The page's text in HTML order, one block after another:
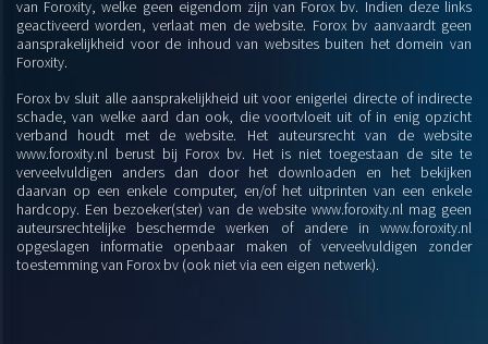
van Foroxity, welke geen eigendom zijn van Forox bv. Indien deze links
geactiveerd worden, verlaat men de website. Forox bv aanvaardt geen
aansprakelijkheid voor de inhoud van websites buiten het domein van
Foroxity.
Forox bv sluit alle aansprakelijkheid uit voor enigerlei directe of indirecte
schade, van welke aard dan ook, die voortvloeit uit of in enig opzicht
verband houdt met de website. Het auteursrecht van de website
www.foroxity.nl berust bij Forox bv. Het is niet toegestaan de site te
verveelvuldigen anders dan door het downloaden en het bekijken
daarvan op een enkele computer, en/of het uitprinten van een enkele
hardcopy. Een bezoeker(ster) van de website www.foroxity.nl mag geen
auteursrechtelijke beschermde werken of andere in www.foroxity.nl
opgeslagen informatie openbaar maken of verveelvuldigen zonder
toestemming van Forox bv (ook niet via een eigen netwerk).